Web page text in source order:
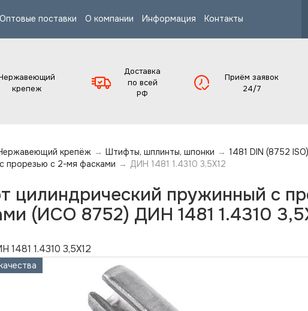
Оптовые поставки О компании Информация Контакты
крепеж
Доставка
по всей
РФ
Приём заявок
24/7
крепёж → Штифты, шплинты, шпонки → 1481 DIN (8752
прорезью с 2-мя фасками → ДИН 1481 1.4310 3,5X12
цилиндрический пружинный с
(ИСО 8752) ДИН 1481 1.4310
1481 1.4310 3,5X12